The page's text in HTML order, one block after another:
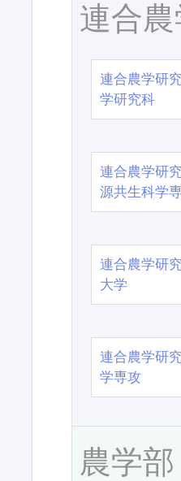
連合
連合農学研
学研究科
連合農学研
源共生科学
連合農学研
大学
連合農学研
学専攻
農学部